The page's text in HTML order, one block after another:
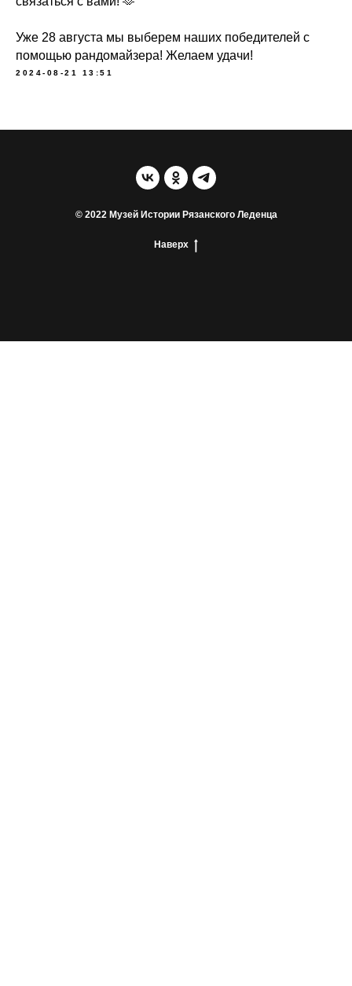
Уже 28 августа мы выберем наших победителей с
помощью рандомайзера! Желаем удачи!
2024-08-21 13:51
© 2022 Музей Истории Рязанского Леденца
Наверх